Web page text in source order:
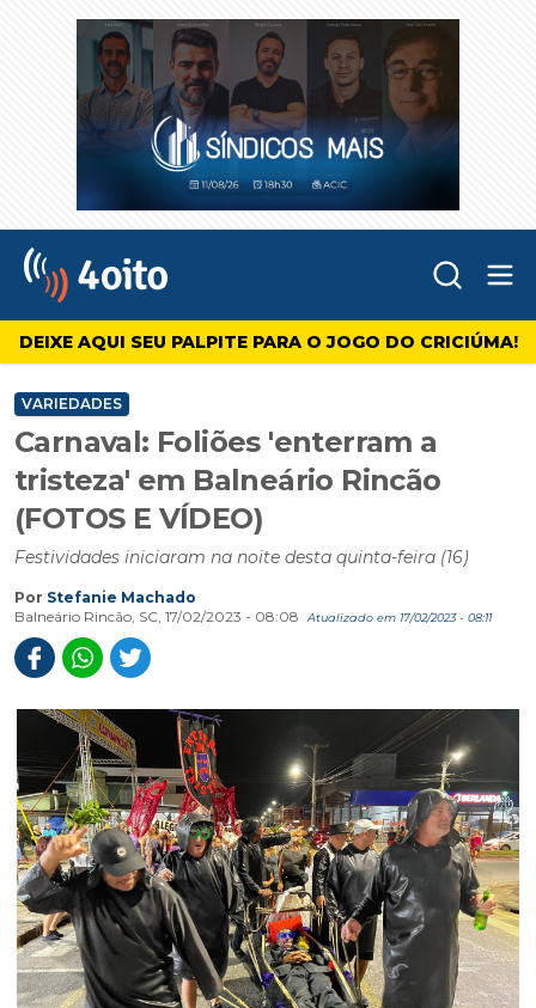
4oito
DEIXE AQUI SEU PALPITE PARA O JOGO DO CRICIÚMA!
VARIEDADES
Carnaval: Foliões 'enterram a
tristeza' em Balneário Rincão
(FOTOS E VÍDEO)
Festividades iniciaram na noite desta quinta-feira (16)
Por Stefanie Machado
Balneário Rincão, SC, 17/02/2023 - 08:08
Atualizado em 17/02/2023 - 08:11